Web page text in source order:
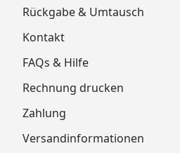
Rückgabe & Umtausch
Kontakt
FAQs & Hilfe
Rechnung drucken
Zahlung
Versandinformationen